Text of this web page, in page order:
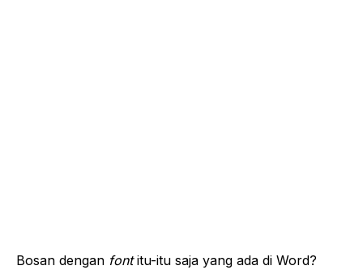
Bosan dengan fontitu-itu saja yang ada di Word?